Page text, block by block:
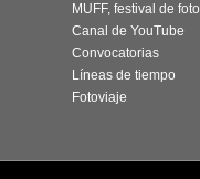
MUFF, festival de
Canal de YouTube
Convocatorias
Líneas de tiempo
Fotoviaje